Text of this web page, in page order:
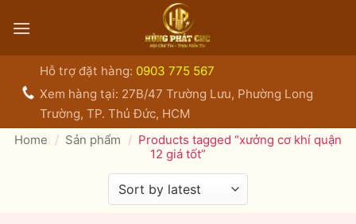
qua
Hỗ trợ đặt hàng: 0903 775 567
Xem hàng tại: 27B/47 Trường Lưu, Phường Long
Trường, TP. Thủ Đức, HCM
Home / Sản phẩm / Products tagged “xưởng cơ khí quận
12 giá tốt”